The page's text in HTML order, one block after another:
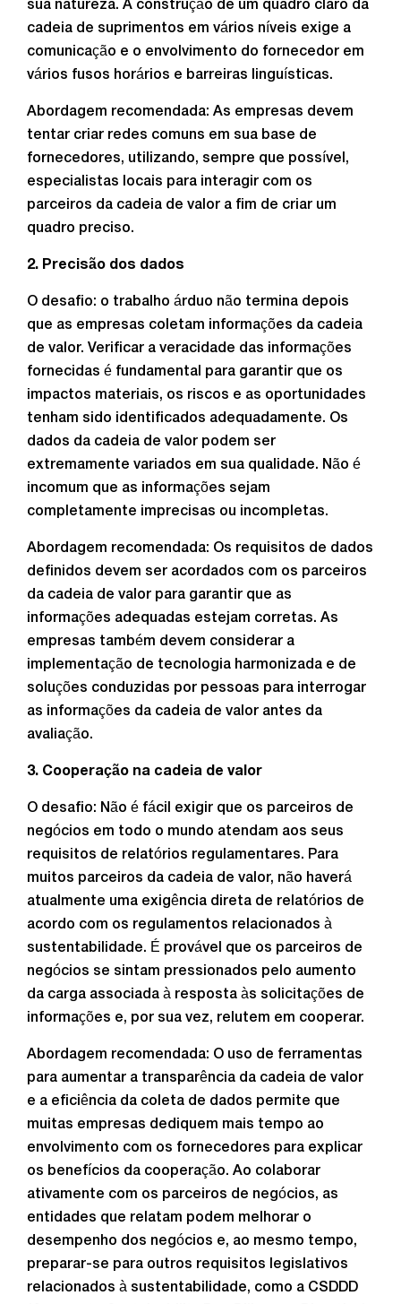
sua natureza. A construção de um quadro claro da
cadeia de suprimentos em vários níveis exige a
comunicação e o envolvimento do fornecedor em
vários fusos horários e barreiras linguísticas.
Abordagem recomendada: As empresas devem
tentar criar redes comuns em sua base de
fornecedores, utilizando, sempre que possível,
especialistas locais para interagir com os
parceiros da cadeia de valor a fim de criar um
quadro preciso.
2. Precisão dos dados
O desafio: o trabalho árduo não termina depois
que as empresas coletam informações da cadeia
de valor. Verificar a veracidade das informações
fornecidas é fundamental para garantir que os
impactos materiais, os riscos e as oportunidades
tenham sido identificados adequadamente. Os
dados da cadeia de valor podem ser
extremamente variados em sua qualidade. Não é
incomum que as informações sejam
completamente imprecisas ou incompletas.
Abordagem recomendada: Os requisitos de dados
definidos devem ser acordados com os parceiros
da cadeia de valor para garantir que as
informações adequadas estejam corretas. As
empresas também devem considerar a
implementação de tecnologia harmonizada e de
soluções conduzidas por pessoas para interrogar
as informações da cadeia de valor antes da
avaliação.
3. Cooperação na cadeia de valor
O desafio: Não é fácil exigir que os parceiros de
negócios em todo o mundo atendam aos seus
requisitos de relatórios regulamentares. Para
muitos parceiros da cadeia de valor, não haverá
atualmente uma exigência direta de relatórios de
acordo com os regulamentos relacionados à
sustentabilidade. É provável que os parceiros de
negócios se sintam pressionados pelo aumento
da carga associada à resposta às solicitações de
informações e, por sua vez, relutem em cooperar.
Abordagem recomendada: O uso de ferramentas
para aumentar a transparência da cadeia de valor
e a eficiência da coleta de dados permite que
muitas empresas dediquem mais tempo ao
envolvimento com os fornecedores para explicar
os benefícios da cooperação. Ao colaborar
ativamente com os parceiros de negócios, as
entidades que relatam podem melhorar o
desempenho dos negócios e, ao mesmo tempo,
preparar-se para outros requisitos legislativos
relacionados à sustentabilidade, como a CSDDD